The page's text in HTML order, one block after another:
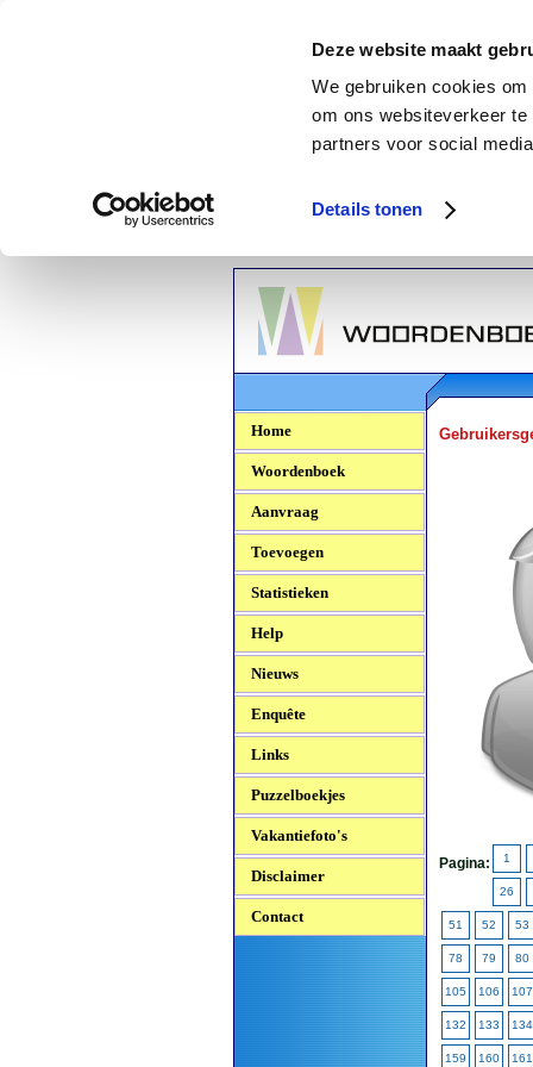
Deze website maakt
We gebruiken cookies
om ons websiteverkeer
partners voor social
Details tonen
Woordenboek.NU
Home
Woordenboek
Aanvraag
Toevoegen
Statistieken
Help
Nieuws
Enquête
Links
Puzzelboekjes
Vakantiefoto's
Disclaimer
Contact
Pagina: 1
26
51 52 53
78 79 80
105 106 107
132 133 134
159 160 161